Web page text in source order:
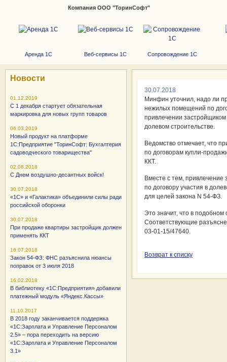
Компания ООО "ТоринСофт"
Аренда 1С Веб-сервисы 1С Сопровождение 1С
30.07.2018
Минфин уточнил, надо ли
нежилых помещений по
привлечении застройщиком
долевом строительстве.
Ведомство отмечает, что
по договорам купли-
ККТ.
Вместе с тем,
по договору участия в
для целей закона N 54-ФЗ.
Это значит, что в
Соответствующие
03-01-15/47640.
Возврат к списку
Новости
01.12.2019
С 1 декабря стартует обязательная
маркировка для новых групп товаров
06.03.2019
Новый продукт на платформе
1С:Предприятие "ТоринСофт: Бухгалтерия
садоводческого товарищества"
02.08.2018
С Днем воздушно-десантных войск!
30.07.2018
«1С» и «Галактика» объединили силы ради
российской оборонки
30.07.2018
При продаже квартиры застройщик должен
применять ККТ
16.07.2018
Закон 54-ФЗ: ФНС разъяснила нюансы
поправок от 3 июля 2018
16.02.2018
В библиотеку «1С:Предприятия» добавили
платежный модуль «Яндекс.Кассы»
11.10.2017
В 2018 году заканчивается поддержка
«1С:Зарплата и Управление Персоналом
2.5» – пора переходить на версию
«1С:Зарплата и Управление Персоналом
3.1»